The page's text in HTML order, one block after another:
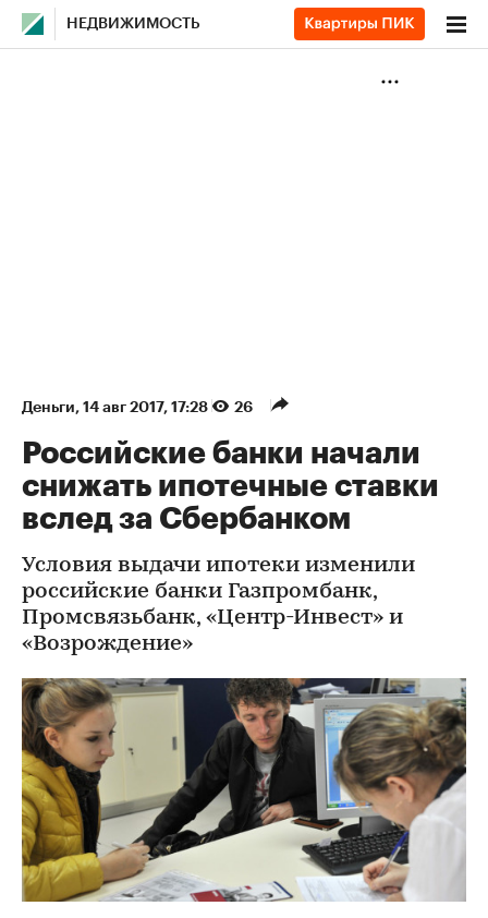
НЕДВИЖИМОСТЬ
Деньги⁠, 14 авг 2017, 17:28 26
Российские банки начали
снижать ипотечные ставки
вслед за Сбербанком
Условия выдачи ипотеки изменили
российские банки Газпромбанк,
Промсвязьбанк, «Центр-Инвест» и
«Возрождение»